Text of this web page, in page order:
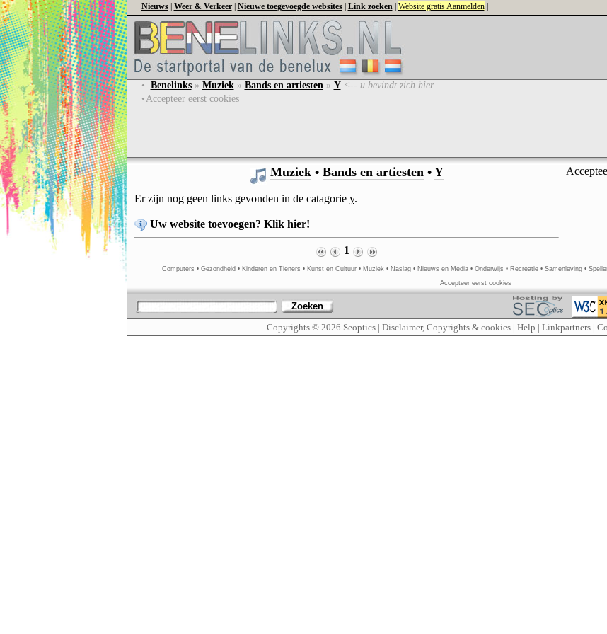
Nieuws| Weer & Verkeer| Nieuwe toegevoegde websites| Link zoeken| Website gratis Aanmelden|
• Benelinks» Muziek» Bands en artiesten» Y <-- u bevindt zich hier
•Accepteer eerst cookies
Muziek• Bands en artiesten• Y
Er zijn nog geen links gevonden in de catagorie y.
Uw website toevoegen? Klik hier!
1
Computers • Gezondheid • Kinderen en Tieners • Kunst en Cultuur• Muziek • Naslag• Nieuws en Media• Onderwijs • Recreatie• Samenleving•
Accepteer eerst cookies
Zoeken
Copyrights © 2026 Seoptics| Disclaimer, Copyrights & cookies| Help | Linkpartners|